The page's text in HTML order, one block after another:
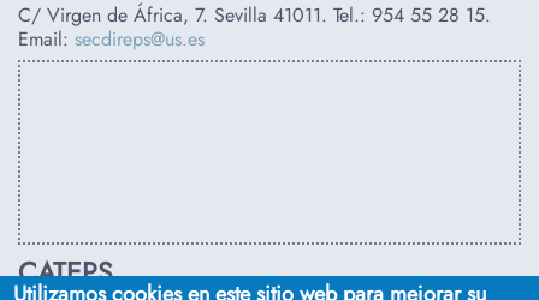
C/ Virgen de África, 7. Sevilla 41011. Tel.: 954 55 28 15.
Email: secdireps@us.es
CATEPS